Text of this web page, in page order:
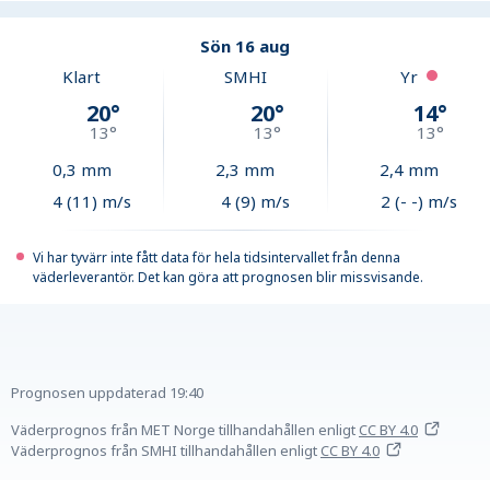
Sön 16 aug
Klart
20°
13°
0,3 mm
4 (11) m/s
SMHI
20°
13°
2,3 mm
4 (9) m/s
Yr
14°
13°
2,4mm
2 (- -) m/s
Vi har tyvärr inte fått data för hela tidsintervallet från denna
väderleverantör. Det kan göra att prognosen blir missvisande.
Prognosen uppdaterad 19:40
Väderprognos från MET Norge tillhandahållen enligtCC BY 4.0
Väderprognos från SMHI tillhandahållen enligtCC BY 4.0